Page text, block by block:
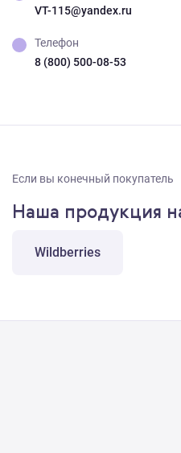
VT-115@yandex.ru
Телефон
8 (800) 500-08-53
Если вы конечный покупатель
Наша продукция
Wildberries